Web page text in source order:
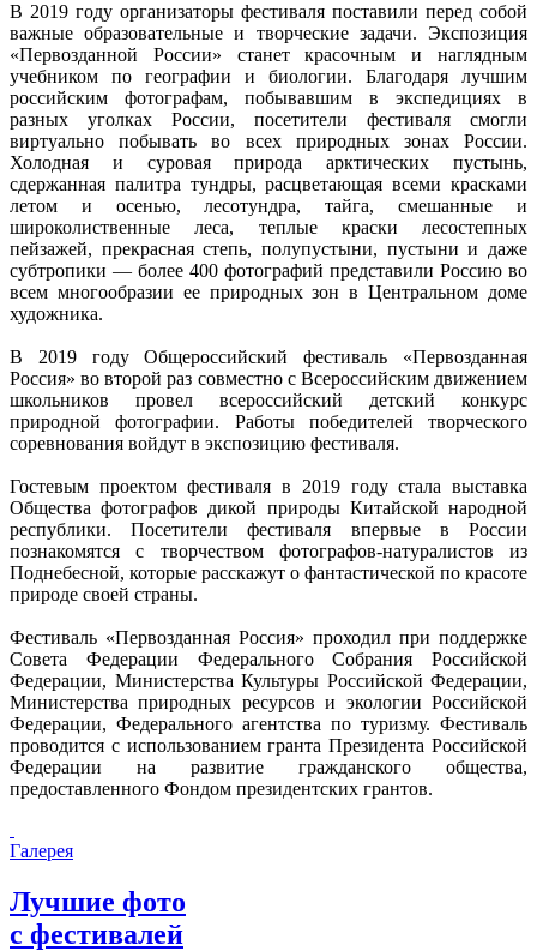
В 2019 году организаторы фестиваля поставили перед собой
важные образовательные и творческие задачи. Экспозиция
«Первозданной России» станет красочным и наглядным
учебником по географии и биологии. Благодаря лучшим
российским фотографам, побывавшим в экспедициях в
разных уголках России, посетители фестиваля смогли
виртуально побывать во всех природных зонах России.
Холодная и суровая природа арктических пустынь,
сдержанная палитра тундры, расцветающая всеми красками
летом и осенью, лесотундра, тайга, смешанные и
широколиственные леса, теплые краски лесостепных
пейзажей, прекрасная степь, полупустыни, пустыни и даже
субтропики — более 400 фотографий представили Россию во
всем многообразии ее природных зон в Центральном доме
художника.
В 2019 году Общероссийский фестиваль «Первозданная
Россия» во второй раз совместно с Всероссийским движением
школьников провел всероссийский детский конкурс
природной фотографии. Работы победителей творческого
соревнования войдут в экспозицию фестиваля.
Гостевым проектом фестиваля в 2019 году стала выставка
Общества фотографов дикой природы Китайской народной
республики. Посетители фестиваля впервые в России
познакомятся с творчеством фотографов-натуралистов из
Поднебесной, которые расскажут о фантастической по красоте
природе своей страны.
Фестиваль «Первозданная Россия» проходил при поддержке
Совета Федерации Федерального Собрания Российской
Федерации, Министерства Культуры Российской Федерации,
Министерства природных ресурсов и экологии Российской
Федерации, Федерального агентства по туризму. Фестиваль
проводится с использованием гранта Президента Российской
Федерации на развитие гражданского общества,
предоставленного Фондом президентских грантов.
Галерея
Лучшие фото
с фестивалей